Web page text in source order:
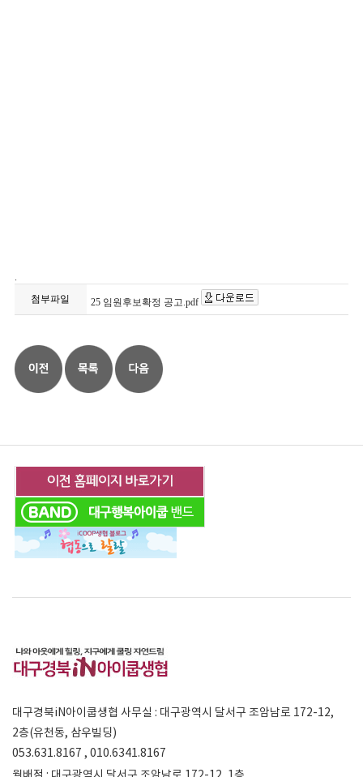
.
첨부파일
25 임원후보확정 공고.pdf
대구경북iN아이쿱생협 사무실 : 대구광역시 달서구 조암남로 172-12,
2층(유천동, 삼우빌딩)
053.631.8167 , 010.6341.8167